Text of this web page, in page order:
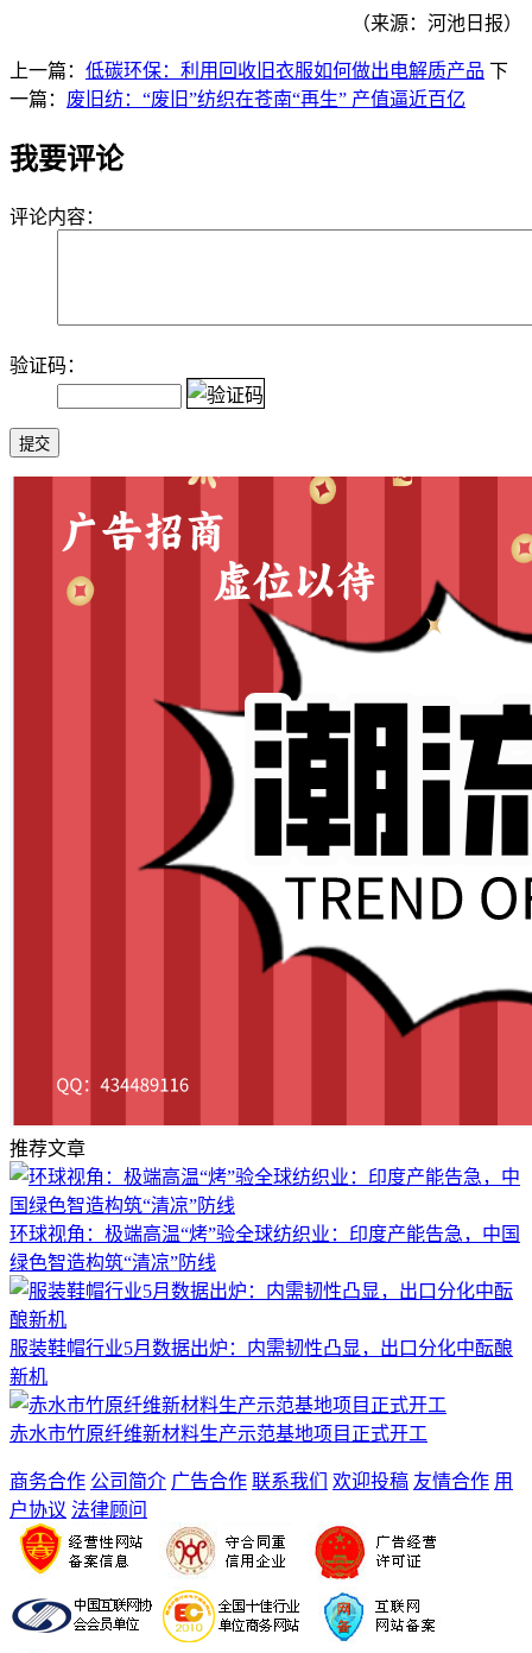
（来源：河池日报）
上一篇： 低碳环保：利用回收旧衣服如何做出电解质产品 下
一篇： 废旧纺：​“废旧”纺织在苍南“再生” 产值逼近百亿
我要评论
评论内容：
验证码：
推荐文章
环球视角：极端高温“烤”验全球纺织业：印度产能告急，中国
绿色智造构筑“清凉”防线
服装鞋帽行业5月数据出炉：内需韧性凸显，出口分化中酝酿
新机
赤水市竹原纤维新材料生产示范基地项目正式开工
商务合作 公司简介 广告合作 联系我们 欢迎投稿 友情合作 用
户协议 法律顾问